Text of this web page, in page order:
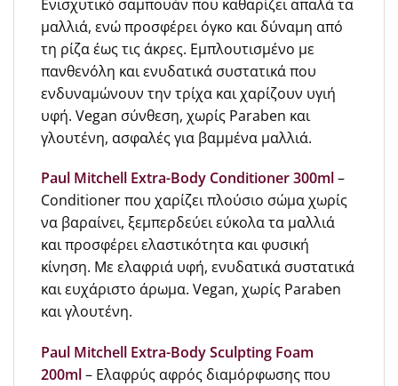
Ενισχυτικό σαμπουάν που καθαρίζει απαλά τα
μαλλιά, ενώ προσφέρει όγκο και δύναμη από
τη ρίζα έως τις άκρες. Εμπλουτισμένο με
πανθενόλη και ενυδατικά συστατικά που
ενδυναμώνουν την τρίχα και χαρίζουν υγιή
υφή. Vegan σύνθεση, χωρίς Paraben και
γλουτένη, ασφαλές για βαμμένα μαλλιά.
Paul Mitchell Extra-Body Conditioner 300ml–
Conditioner που χαρίζει πλούσιο σώμα χωρίς
να βαραίνει, ξεμπερδεύει εύκολα τα μαλλιά
και προσφέρει ελαστικότητα και φυσική
κίνηση. Με ελαφριά υφή, ενυδατικά συστατικά
και ευχάριστο άρωμα. Vegan, χωρίς Paraben
και γλουτένη.
Paul Mitchell Extra-Body Sculpting Foam
200ml– Ελαφρύς αφρός διαμόρφωσης που